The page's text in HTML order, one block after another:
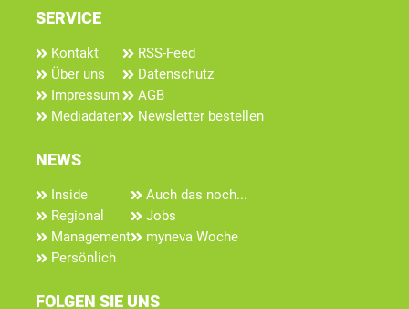
SERVICE
Kontakt
Über uns
Impressum
Mediadaten
RSS-Feed
Datenschutz
AGB
Newsletter bestellen
NEWS
Inside
Regional
Management
Persönlich
Auch das noch...
Jobs
myneva Woche
FOLGEN SIE UNS